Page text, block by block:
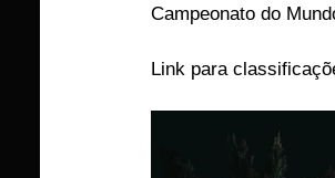
Campeonato do
Link para